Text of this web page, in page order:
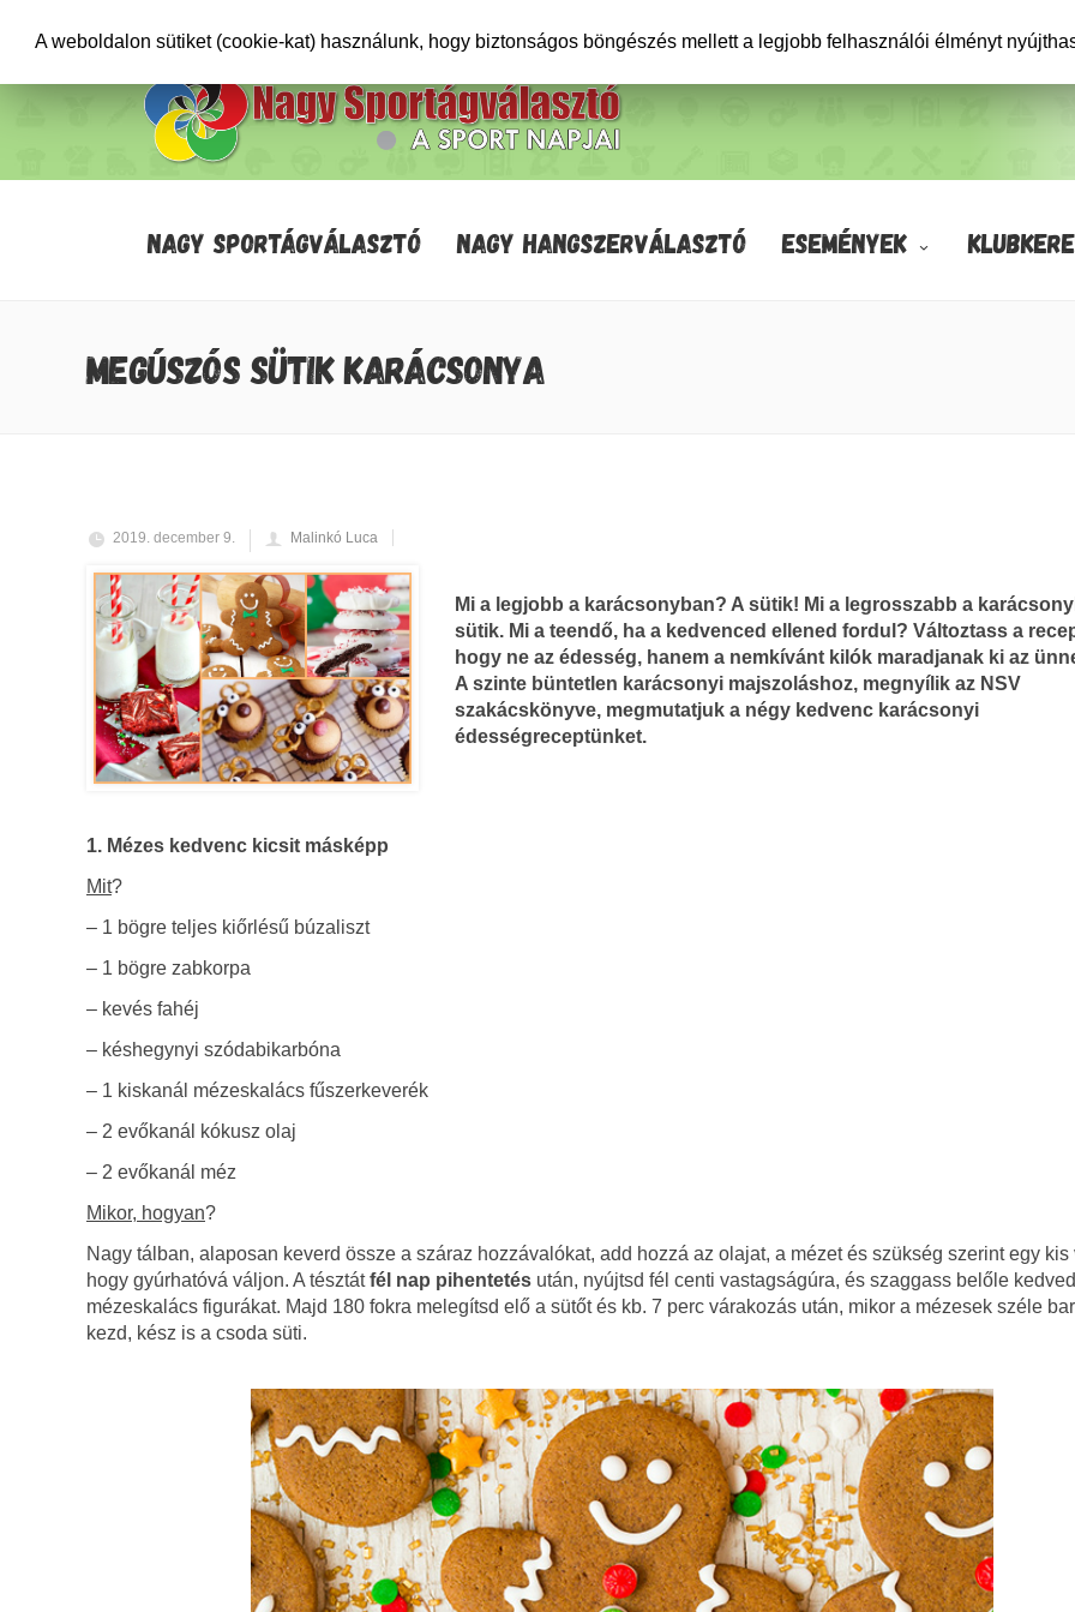
NAGY SPORTÁGVÁLASZTÓ NAGY HANGSZERVÁLASZTÓ ESEMÉNYEK
MEGÚSZÓS SÜTIK KARÁCSONYA
2019. december 9. Malinkó Luca
Mi a legjobb a karácsonyban? A sütik! Mi a legrosszabb a
sütik. Mi a teendő, ha a kedvenced ellened fordul? Változtass a
hogy ne az édesség, hanem a nemkívánt kilók maradjanak ki az
A szinte büntetlen karácsonyi majszoláshoz, megnyílik az NSV
szakácskönyve, megmutatjuk a négy kedvenc karácsonyi
édességreceptünket.
1. Mézes kedvenc kicsit másképp
Mit?
– 1 bögre teljes kiőrlésű búzaliszt
– 1 bögre zabkorpa
– kevés fahéj
– késhegynyi szódabikarbóna
– 1 kiskanál mézeskalács fűszerkeverék
– 2 evőkanál kókusz olaj
– 2 evőkanál méz
Mikor, hogyan?
Nagy tálban, alaposan keverd össze a száraz hozzávalókat, add hozzá az olajat, a mézet és szükség szerint egy kis
hogy gyúrhatóvá váljon. A tésztátfél nap pihentetés után, nyújtsd fél centi vastagságúra, és szaggass belőle
mézeskalács figurákat. Majd 180 fokra melegítsd elő a sütőt és kb. 7 perc várakozás után, mikor a mézesek széle
kezd, kész is a csoda süti.
A weboldalon sütiket (cookie-kat) használunk, hogy biztonságos böngészés mellett a legjobb felhasználói élményt